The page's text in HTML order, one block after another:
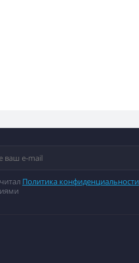
Политика конфиденциальности